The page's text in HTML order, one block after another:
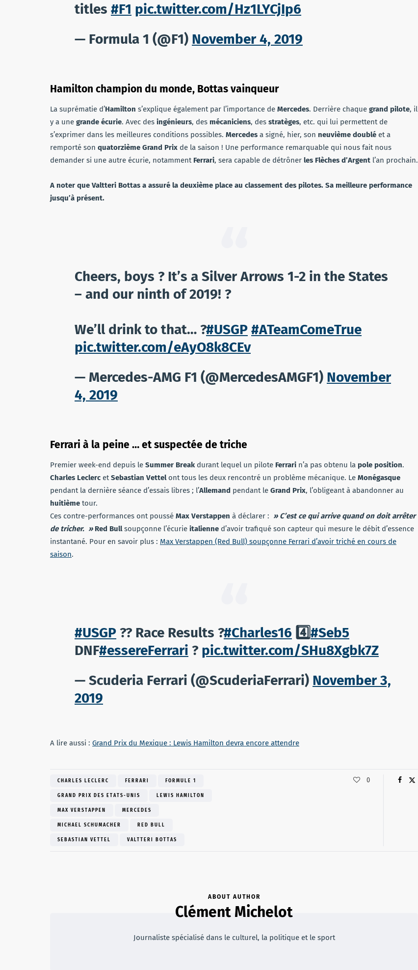
titles #F1 pic.twitter.com/Hz1LYCjIp6
— Formula 1 (@F1) November 4, 2019
Hamilton champion du monde, Bottas vainqueur
La suprématie d’Hamilton s’explique également par l’importance de Mercedes. Derrière chaque grand pilote, il
y a une grande écurie. Avec des ingénieurs, des mécaniciens, des stratèges, etc. qui lui permettent de
s’exprimer dans les meilleures conditions possibles. Mercedes a signé, hier, son neuvième doublé et a
remporté son quatorzième Grand Prix de la saison ! Une performance remarquable qui nous fait nous
demander si une autre écurie, notamment Ferrari, sera capable de détrôner les Flèches d’Argent l’an prochain.
A noter que Valtteri Bottas a assuré la deuxième place au classement des pilotes. Sa meilleure performance
jusqu’à présent.
Cheers, boys ? It’s a Silver Arrows 1-2 in the States
– and our ninth of 2019! ?
We’ll drink to that… ?#USGP #ATeamComeTrue
pic.twitter.com/eAyO8k8CEv
— Mercedes-AMG F1 (@MercedesAMGF1) November
4, 2019
Ferrari à la peine … et suspectée de triche
Premier week-end depuis le Summer Break durant lequel un pilote Ferrari n’a pas obtenu la pole position.
Charles Leclerc et Sebastian Vettel ont tous les deux rencontré un problème mécanique. Le Monégasque
pendant la dernière séance d’essais libres ; l’Allemand pendant le Grand Prix, l’obligeant à abandonner au
huitième tour.
Ces contre-performances ont poussé Max Verstappen à déclarer : » C’est ce qui arrive quand on doit arrêter
de tricher. » Red Bull soupçonne l’écurie italienne d’avoir trafiqué son capteur qui mesure le débit d’essence
instantané. Pour en savoir plus : Max Verstappen (Red Bull) soupçonne Ferrari d’avoir triché en cours de
saison.
#USGP ?? Race Results ?#Charles16 4️⃣#Seb5
DNF#essereFerrari ? pic.twitter.com/SHu8Xgbk7Z
— Scuderia Ferrari (@ScuderiaFerrari) November 3,
2019
A lire aussi : Grand Prix du Mexique : Lewis Hamilton devra encore attendre
CHARLES LECLERC FERRARI FORMULE 1
GRAND PRIX DES ETATS-UNIS LEWIS HAMILTON
MAX VERSTAPPEN MERCEDES
MICHAEL SCHUMACHER RED BULL
SEBASTIAN VETTEL VALTTERI BOTTAS
0
ABOUT AUTHOR
Clément Michelot
Journaliste spécialisé dans le culturel, la politique et le sport